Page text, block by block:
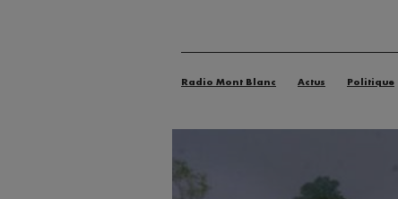
Radio Mont Blanc Actus Politique